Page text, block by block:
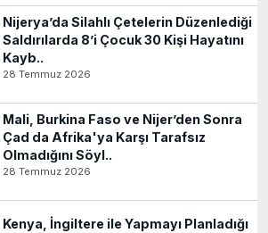
Nijerya’da Silahlı Çetelerin Düzenlediği
Saldırılarda 8’i Çocuk 30 Kişi Hayatını
Kayb..
28 Temmuz 2026
Mali, Burkina Faso ve Nijer’den Sonra
Çad da Afrika'ya Karşı Tarafsız
Olmadığını Söyl..
28 Temmuz 2026
Kenya, İngiltere ile Yapmayı Planladığı